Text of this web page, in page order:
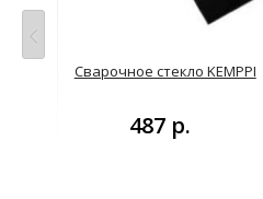
Сварочное стекло KEMPPI
487 р.